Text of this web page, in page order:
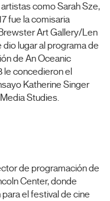
como Sarah Sze,
fue la comisaria
Art Gallery/Len
lugar al programa de
de An Oceanic
le concedieron el
Katherine Singer
Studies.
de programación de
Center, donde
el festival de cine